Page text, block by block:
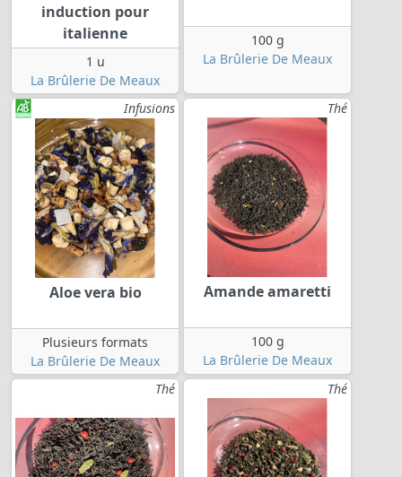
induction pour
italienne
1 u
La Brûlerie De Meaux
100 g
La Brûlerie De Meaux
Infusions
Aloe vera bio
Plusieurs formats
La Brûlerie De Meaux
Thé
Amande amaretti
100 g
La Brûlerie De Meaux
Thé
Thé